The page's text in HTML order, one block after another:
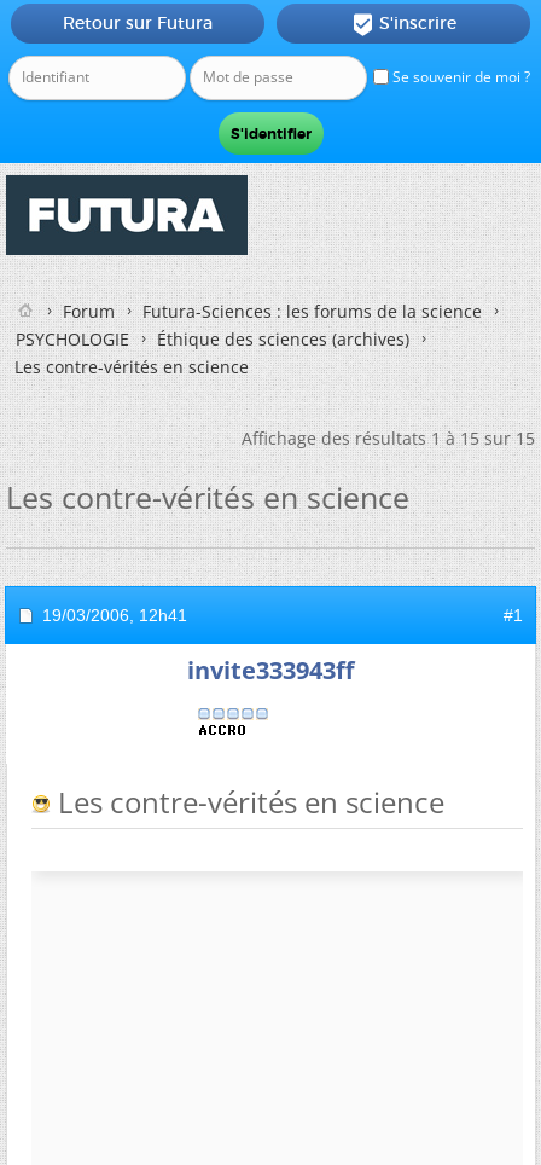
Se souvenir de moi ?
Retour sur Futura  S'inscrire
Forum
Futura-Sciences : les forums de la science
PSYCHOLOGIE
Éthique des sciences (archives)
Les contre-vérités en science
Affichage des résultats 1 à 15 sur 15
Les contre-vérités en science
19/03/2006, 12h41 #1
invite333943ff
Les contre-vérités en science